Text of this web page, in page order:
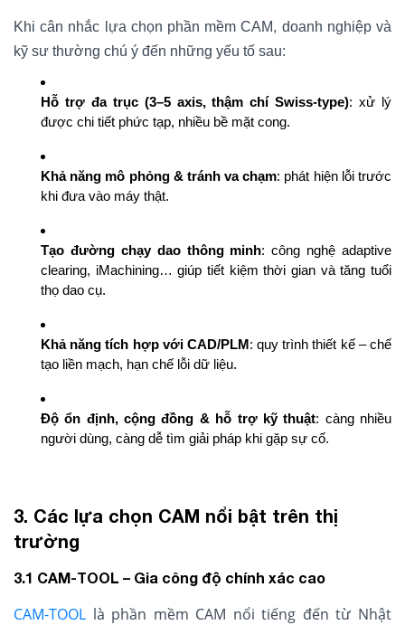
Khi cân nhắc lựa chọn phần mềm CAM, doanh nghiệp và
kỹ sư thường chú ý đến những yếu tố sau:
Hỗ trợ đa trục (3–5 axis, thậm chí Swiss-type): xử lý
được chi tiết phức tạp, nhiều bề mặt cong.
Khả năng mô phỏng & tránh va chạm: phát hiện lỗi trước
khi đưa vào máy thật.
Tạo đường chạy dao thông minh: công nghệ adaptive
clearing, iMachining… giúp tiết kiệm thời gian và tăng tuổi
thọ dao cụ.
Khả năng tích hợp với CAD/PLM: quy trình thiết kế – chế
tạo liền mạch, hạn chế lỗi dữ liệu.
Độ ổn định, cộng đồng & hỗ trợ kỹ thuật: càng nhiều
người dùng, càng dễ tìm giải pháp khi gặp sự cố.
3. Các lựa chọn CAM nổi bật trên thị
trường
3.1 CAM-TOOL – Gia công độ chính xác cao
CAM-TOOL là phần mềm CAM nổi tiếng đến từ Nhật